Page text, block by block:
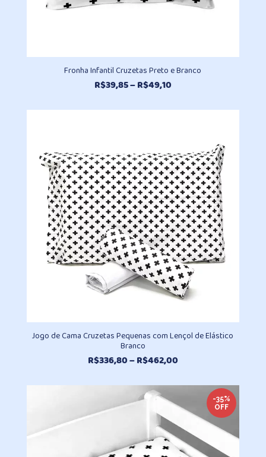
Fronha Infantil Cruzetas Preto e Branco
R$39,85–R$49,10Faixa
preço:
R$49,10
Jogo de Cama Cruzetas Pequenas com Lençol de Elástico
Branco
R$336,80–R$462,00Faixa
preço:
R$336,80
através
R$462,00
-35%
OFF